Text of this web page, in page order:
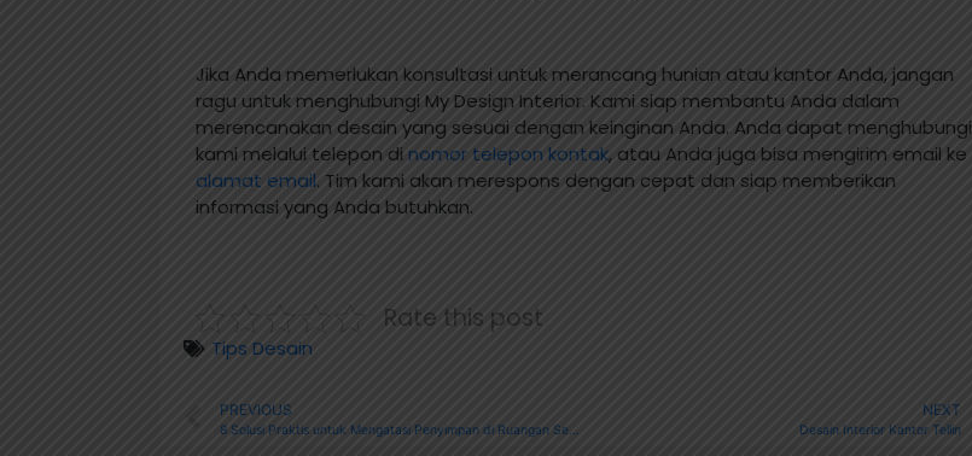
Jika Anda memerlukan konsultasi untuk merancang hunian atau kantor Anda, jangan
ragu untuk menghubungi My Design Interior. Kami siap membantu Anda dalam
merencanakan desain yang sesuai dengan keinginan Anda. Anda dapat menghubungi
kami melalui telepon di nomor telepon kontak, atau Anda juga bisa mengirim email ke
alamat email. Tim kami akan merespons dengan cepat dan siap memberikan
informasi yang Anda butuhkan.
Rate this post
Tips Desain
PREVIOUS
8 Solusi Praktis untuk Mengatasi Penyimpan di Ruangan Sempit
NEXT
Desain Interior Kantor Tellin